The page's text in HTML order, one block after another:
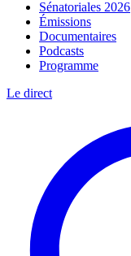
Sénatoriales 2026
Émissions
Documentaires
Podcasts
Programme
Le direct